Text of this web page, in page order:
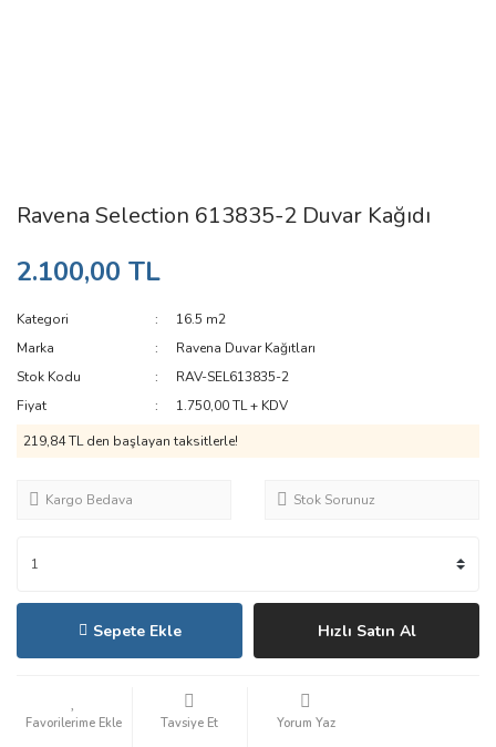
Ravena Selection 613835-2 Duvar Kağıdı
2.100,00 TL
Kategori
16.5 m2
Marka
Ravena Duvar Kağıtları
Stok Kodu
RAV-SEL613835-2
Fiyat
1.750,00 TL + KDV
219,84 TL den başlayan taksitlerle!
Kargo Bedava Stok Sorunuz
Sepete Ekle Hızlı Satın Al
Tavsiye Et Yorum Yaz